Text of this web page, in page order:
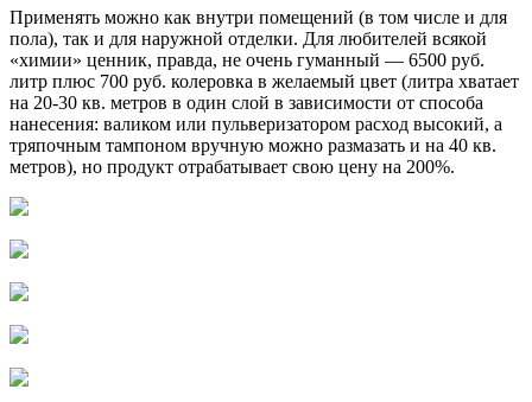
Применять можно как внутри помещений (в том числе и для
пола), так и для наружной отделки. Для любителей всякой
«химии» ценник, правда, не очень гуманный — 6500 руб.
литр плюс 700 руб. колеровка в желаемый цвет (литра хватает
на 20-30 кв. метров в один слой в зависимости от способа
нанесения: валиком или пульверизатором расход высокий, а
тряпочным тампоном вручную можно размазать и на 40 кв.
метров), но продукт отрабатывает свою цену на 200%.